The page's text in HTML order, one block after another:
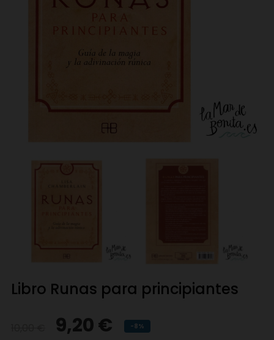
Libro Runas para principiantes
9,20 € -8%